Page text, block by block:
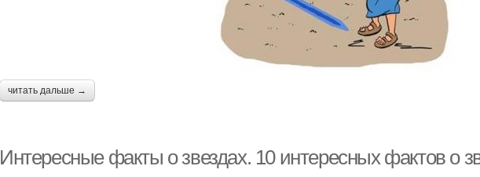
читать дальше →
Интересные факты о звездах. 10 интересных фактов о